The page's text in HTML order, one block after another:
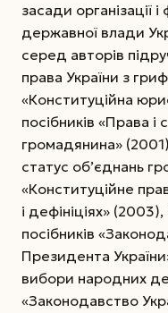
засади організації
державної влади
серед авторів
права України з
«Конституційна
посібників «Права
громадянина»
статус об’єднань
«Конституційне
і дефініціях»
посібників
Президента
вибори народних
«Законодавство